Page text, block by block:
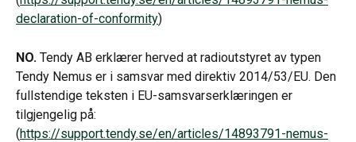
declaration-of-conformity)
NO. Tendy AB erklærer herved at radioutstyret av typen
Tendy Nemus er i samsvar med direktiv 2014/53/EU. Den
fullstendige teksten i EU-samsvarserklæringen er
tilgjengelig på:
(https://support.tendy.se/en/articles/14893791-nemus-